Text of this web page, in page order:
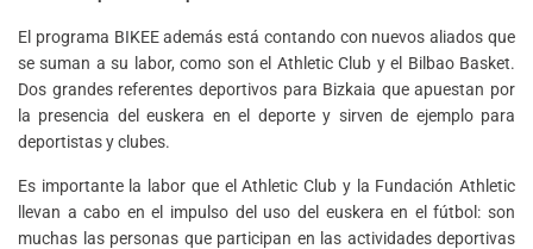
El programa BIKEE además está contando con nuevos aliados que
se suman a su labor, como son el Athletic Club y el Bilbao Basket.
Dos grandes referentes deportivos para Bizkaia que apuestan por
la presencia del euskera en el deporte y sirven de ejemplo para
deportistas y clubes.
Es importante la labor que el Athletic Club y la Fundación Athletic
llevan a cabo en el impulso del uso del euskera en el fútbol: son
muchas las personas que participan en las actividades deportivas